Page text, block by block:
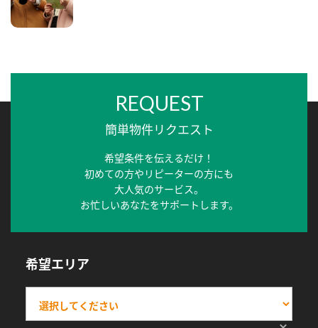
REQUEST
簡単物件リクエスト
希望条件を伝えるだけ！
初めての方やリピーターの方にも
大人気のサービス。
お忙しいあなたをサポートします。
希望エリア